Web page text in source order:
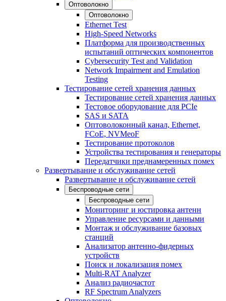
Оптоволокно
Оптоволокно
Ethernet Test
High-Speed Networks
Платформа для производственных
испытаний оптических компонентов
Cybersecurity Test and Validation
Network Impairment and Emulation
Testing
Тестирование сетей хранения данных
Тестирование сетей хранения данных
Тестовое оборудование для PCIe
SAS и SATA
Оптоволоконный канал, Ethernet,
FCoE, NVMeoF
Тестирование протоколов
Устройства тестирования и генераторы
Передатчики преднамеренных помех
Развертывание и обслуживание сетей
Развертывание и обслуживание сетей
Беспроводные сети
Беспроводные сети
Мониторинг и юстировка антенн
Управление ресурсами и данными
Монтаж и обслуживание базовых
станций
Анализатор антенно-фидерных
устройств
Поиск и локализация помех
Multi-RAT Analyzer
Анализ радиочастот
RF Spectrum Analyzers